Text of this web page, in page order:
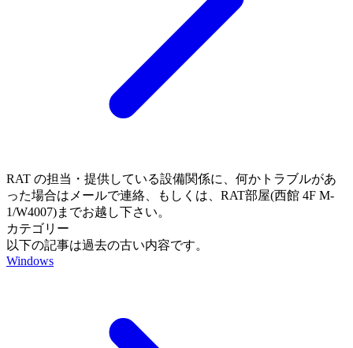
RAT の担当・提供している設備関係に、何かトラブルがあ
った場合はメールで連絡、もしくは、RAT部屋(西館 4F M-
1/W4007)までお越し下さい。
カテゴリー
以下の記事は過去の古い内容です。
Windows